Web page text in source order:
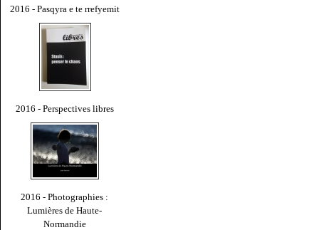
2016 - Pasqyra e te rrefyemit
2016 - Perspectives libres
2016 - Photographies :
Lumières de Haute-
Normandie